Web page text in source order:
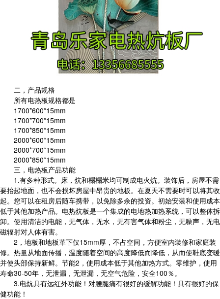
二， 产品规格
所有电热板规格都是
1700*600*15mm
1700*700*15mm
1700*850*15mm
2000*600*15mm
2000*700*15mm
2000*850*15mm
三， 电热板产品功能
1.有多种形式。床，炕和榻榻米均可制成电火炕。装饰后，房屋不需
要抬起地面，也不会损坏房屋中昂贵的地板。在夏天不需要时可以将其收
起。您可以在租房后随车携带，以免除多余的投资。初始安装和使用成本
低于其他加热产品。电热炕板是一个集成的电地热加热系统，可以整体拆
卸。使用清洁的电能，无气体，无水，无有害气体和粉尘，无噪声，无电
磁辐射对人体有害。
2，地板和地板革下仅15mm厚，不占空间，方便室内装修和家庭装
修。热量从地面传播，温度随着空间的高度降低而降低，从而使鞋底变暖
并使头部保持新鲜。节能2，使用成本低于其他加热方式。零维护，使用
寿命30-50年，无泄漏，无泄漏，无空气危险，安全100％。
3.电炕具有远红外功能！对腰腿痛有很好的缓解功能！具有很好的保
健功能！